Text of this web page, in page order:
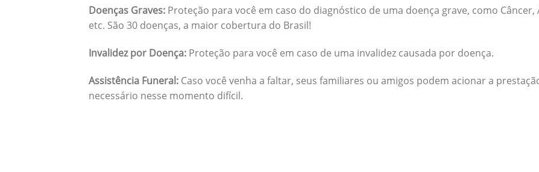
Doenças Graves: Proteção para você em caso do diagnóstico de uma doença grave, como Câncer,
etc. São 30 doenças, a maior cobertura do Brasil!
Invalidez por Doença: Proteção para você em caso de uma invalidez causada por doença.
Assistência Funeral: Caso você venha a faltar, seus familiares ou amigos podem acionar a
necessário nesse momento difícil.